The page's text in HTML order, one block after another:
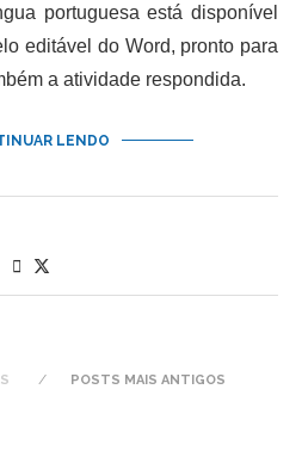
portuguesa está disponível
editável do Word, pronto para
a atividade respondida.
LENDO
POSTS MAIS ANTIGOS